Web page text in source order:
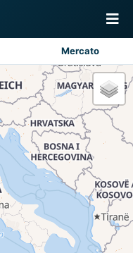
Mercato